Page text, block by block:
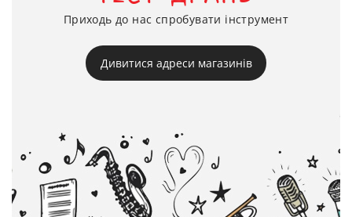
Приходь до нас спробувати інструмент
Дивитися адреси магазинів